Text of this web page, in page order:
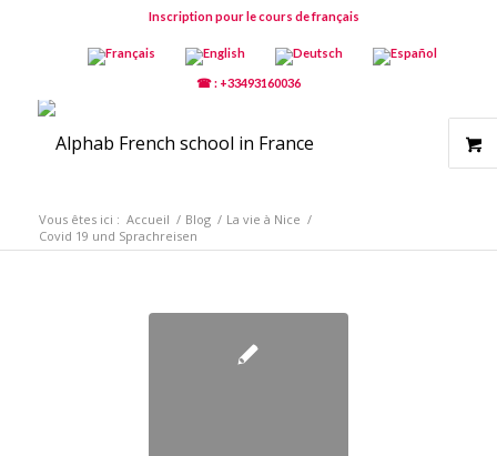
Inscription pour le cours de français
☎ : +33493160036
Vous êtes ici : Accueil / Blog / La vie à Nice /
Covid 19 und Sprachreisen